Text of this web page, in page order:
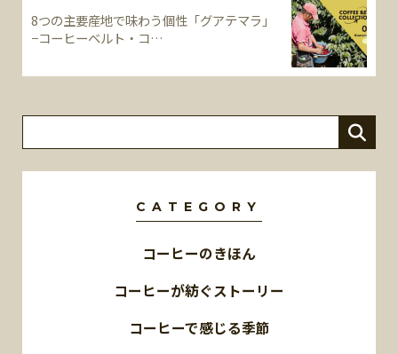
8つの主要産地で味わう個性「グアテマラ」
−コーヒーベルト・コ…
CATEGORY
コーヒーのきほん
コーヒーが紡ぐストーリー
コーヒーで感じる季節